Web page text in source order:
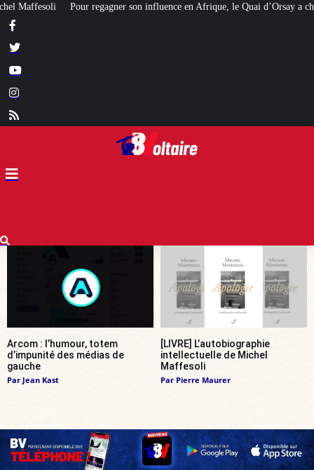
influence en Afrique, le Quai d’Orsay a choisi… Instagram Expulsés des
Arcom : l’humour, totem
d’impunité des médias de
gauche
Par Jean Kast
[LIVRE] L’autobiographie
intellectuelle de Michel
Maffesoli
Par Pierre Maurer